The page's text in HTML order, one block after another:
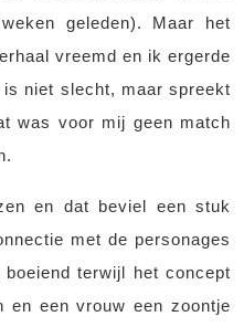
geleden). Maar het
vreemd en ik ergerde
niet slecht, maar spreekt
was voor mij geen match
en dat beviel een stuk
met de personages
terwijl het concept
een vrouw een zoontje